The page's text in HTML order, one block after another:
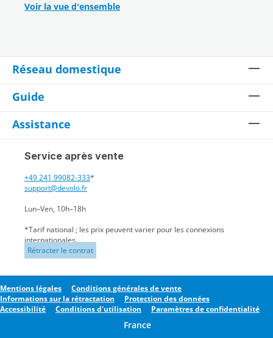
Voir la vue d'ensemble
Réseau domestique
Guide
Assistance
Service après vente
+49 241 99082-333*
support@devolo.fr
Lun–Ven, 10h–18h
*Tarif national ; les prix peuvent varier pour les connexions
internationales.
Rétracter le contrat
Mentions légales
Conditions générales de vente
Informations sur la rétractation
Protection des données
Accessibilité
Conditions d'utilisation Paramètres de confidentialité
France